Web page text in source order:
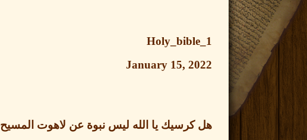
Holy_bible_1
January 15, 2022
هل كرسيك يا الله ليس نبوة عن لاهوت المسيح